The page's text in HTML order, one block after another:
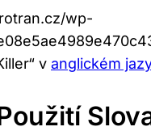
wp-
v anglickém